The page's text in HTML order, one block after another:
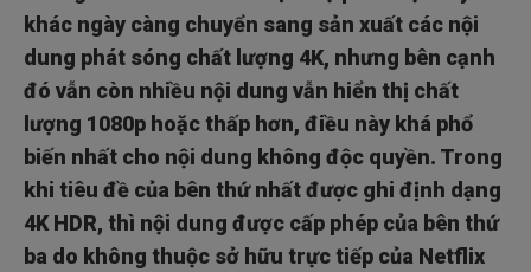
khác ngày càng chuyển sang sản xuất các nội
dung phát sóng chất lượng 4K, nhưng bên cạnh
đó vẫn còn nhiều nội dung vẫn hiển thị chất
lượng 1080p hoặc thấp hơn, điều này khá phổ
biến nhất cho nội dung không độc quyền. Trong
khi tiêu đề của bên thứ nhất được ghi định dạng
4K HDR, thì nội dung được cấp phép của bên thứ
ba do không thuộc sở hữu trực tiếp của Netflix